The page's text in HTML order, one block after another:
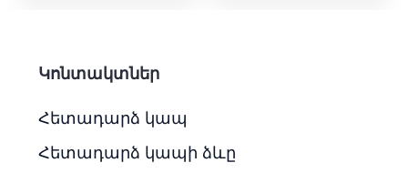
Կոնտակտներ
Հետադարձ կապ
Հետադարձ կապի ձևը